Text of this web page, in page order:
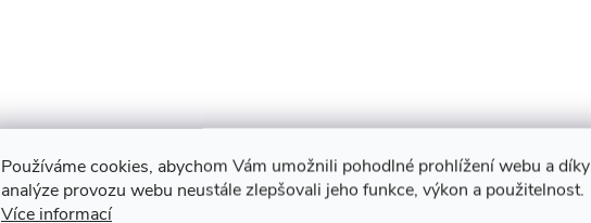
Používáme cookies, abychom Vám umožnili pohodlné prohlížení webu a díky
analýze provozu webu neustále zlepšovali jeho funkce, výkon a použitelnost.
Více informací